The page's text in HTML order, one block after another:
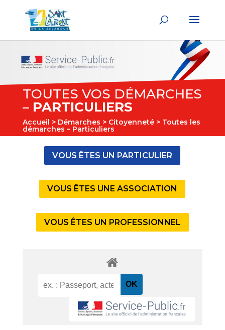
TOUTES VOS DÉMARCHES
– PARTICULIERS
Accueil > Démarches > Citoyenneté> Toutes les
démarches – Particuliers
VOUS ÊTES UN PARTICULIER
VOUS ÊTES UNE ASSOCIATION
VOUS ÊTES UN PROFESSIONNEL